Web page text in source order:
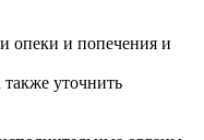
опеки и попечения и
уточнить